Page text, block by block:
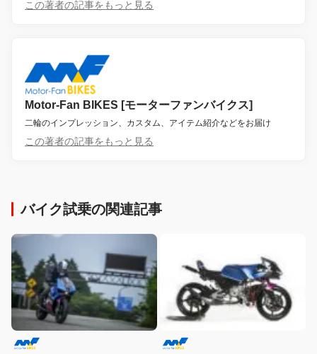
この著者の記事をもっと見る
Motor-Fan BIKES [モーターファンバイクス]
二輪のインプレッション、カスタム、アイテム紹介などをお届け
この著者の記事をもっと見る
バイク試乗の関連記事